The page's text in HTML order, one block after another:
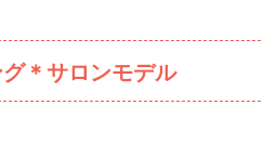
＊サロンモデル